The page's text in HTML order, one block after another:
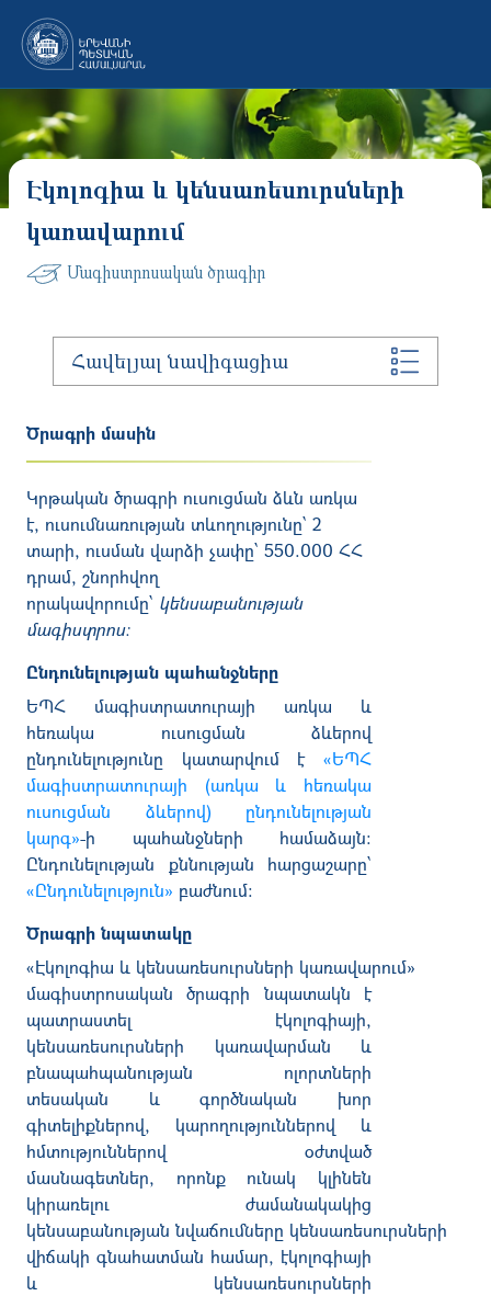
Էկոլոգիա և կենսառեսուրսների
կառավարում
Մագիստրոսական ծրագիր
Հավելյալ նավիգացիա
Ծրագրի մասին
Կրթական ծրագրի ուսուցման ձևն առկա
է, ուսումնառության տևողությունը՝ 2
տարի, ուսման վարձի չափը՝ 550.000 ՀՀ
դրամ, շնորհվող
որակավորումը՝ կենսաբանության
մագիստրոս։
Ընդունելության պահանջները
ԵՊՀ մագիստրատուրայի առկա և
հեռակա ուսուցման ձևերով
ընդունելությունը կատարվում է«ԵՊՀ
մագիստրատուրայի (առկա և հեռակա
ուսուցման ձևերով) ընդունելության
կարգ»-ի պահանջների
համաձայն:
Ընդունելության քննության հարցաշարը՝
«Ընդունելություն» բաժնում։
Ծրագրի նպատակը
«Էկոլոգիա և կենսառեսուրսների կառավարում»
մագիստրոսական ծրագրի նպատակն է
պատրաստել էկոլոգիայի,
կենսառեսուրսների կառավարման և
բնապահպանության ոլորտների
տեսական և գործնական խոր
գիտելիքներով, կարողություններով և
հմտություններով օժտված
մասնագետներ, որոնք ունակ կլինեն
կիրառելու ժամանակակից
կենսաբանության նվաճումները կենսառեսուրսների
վիճակի գնահատման համար, էկոլոգիայի
և կենսառեսուրսների